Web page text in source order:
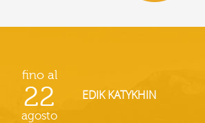
fino al
22
agosto
EDIK KATYKHIN